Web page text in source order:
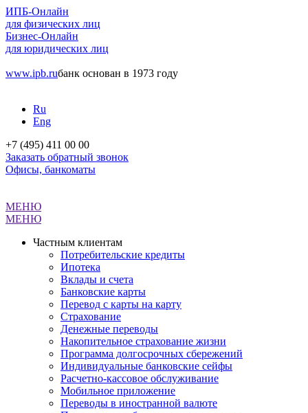
ИПБ-Онлайн
для физических лиц
Бизнес-Онлайн
для юридических лиц
www.ipb.ruбанк основан в 1973 году
Ru
Eng
+7 (495) 411 00 00
Заказать обратный звонок
Офисы, банкоматы
МЕНЮ
МЕНЮ
Частным клиентам
Потребительские кредиты
Ипотека
Вклады и счета
Банковские карты
Перевод с карты на карту
Страхование
Денежные переводы
Накопительное страхование жизни
Программа долгосрочных сбережений
Индивидуальные банковские сейфы
Расчетно-кассовое обслуживание
Мобильное приложение
Переводы в иностранной валюте